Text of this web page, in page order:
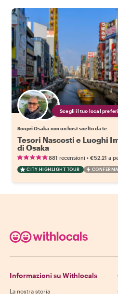
Scegli il tuo local
Scopri Osaka con un host scelto da te
Tesori Nascosti e Luoghi
di Osaka
881 recensioni • €52.21 a
CITY HIGHLIGHT TOUR
Informazioni su Withlocals
La nostra storia